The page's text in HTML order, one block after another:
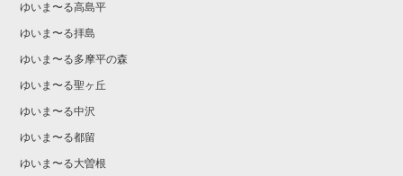
ゆいま〜る高島平
ゆいま〜る拝島
ゆいま〜る多摩平の森
ゆいま〜る聖ヶ丘
ゆいま〜る中沢
ゆいま〜る都留
ゆいま〜る大曽根